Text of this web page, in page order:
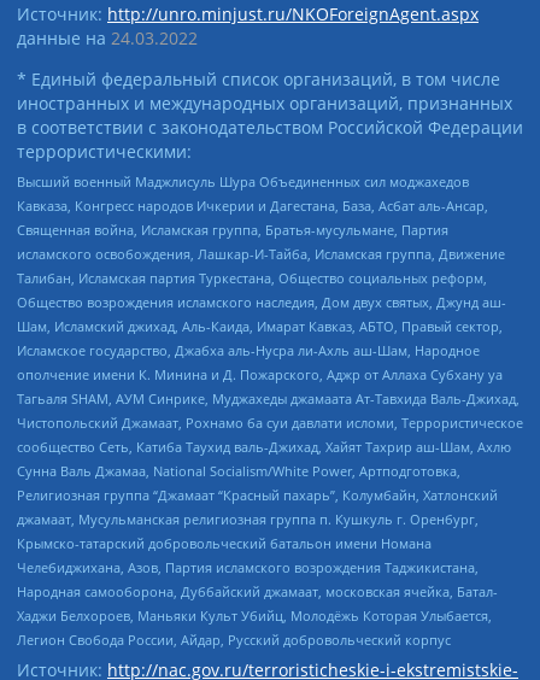
Источник: http://unro.minjust.ru/NKOForeignAgent.aspx
данные на 24.03.2022
* Единый федеральный список организаций, в том числе
иностранных и международных организаций, признанных
в соответствии с законодательством Российской Федерации
террористическими:
Высший военный Маджлисуль Шура Объединенных сил моджахедов
Кавказа, Конгресс народов Ичкерии и Дагестана, База, Асбат аль-Ансар,
Священная война, Исламская группа, Братья-мусульмане, Партия
исламского освобождения, Лашкар-И-Тайба, Исламская группа, Движение
Талибан, Исламская партия Туркестана, Общество социальных реформ,
Общество возрождения исламского наследия, Дом двух святых, Джунд аш-
Шам, Исламский джихад, Аль-Каида, Имарат Кавказ, АБТО, Правый сектор,
Исламское государство, Джабха аль-Нусра ли-Ахль аш-Шам, Народное
ополчение имени К. Минина и Д. Пожарского, Аджр от Аллаха Субхану уа
Тагьаля SHAM, АУМ Синрике, Муджахеды джамаата Ат-Тавхида Валь-Джихад,
Чистопольский Джамаат, Рохнамо ба суи давлати исломи, Террористическое
сообщество Сеть, Катиба Таухид валь-Джихад, Хайят Тахрир аш-Шам, Ахлю
Сунна Валь Джамаа, National Socialism/White Power, Артподготовка,
Религиозная группа “Джамаат “Красный пахарь”, Колумбайн, Хатлонский
джамаат, Мусульманская религиозная группа п. Кушкуль г. Оренбург,
Крымско-татарский добровольческий батальон имени Номана
Челебиджихана, Азов, Партия исламского возрождения Таджикистана,
Народная самооборона, Дуббайский джамаат, московская ячейка, Батал-
Хаджи Белхороев, Маньяки Культ Убийц, Молодёжь Которая Улыбается,
Легион Свобода России, Айдар, Русский добровольческий корпус
Источник: http://nac.gov.ru/terroristicheskie-i-ekstremistskie-